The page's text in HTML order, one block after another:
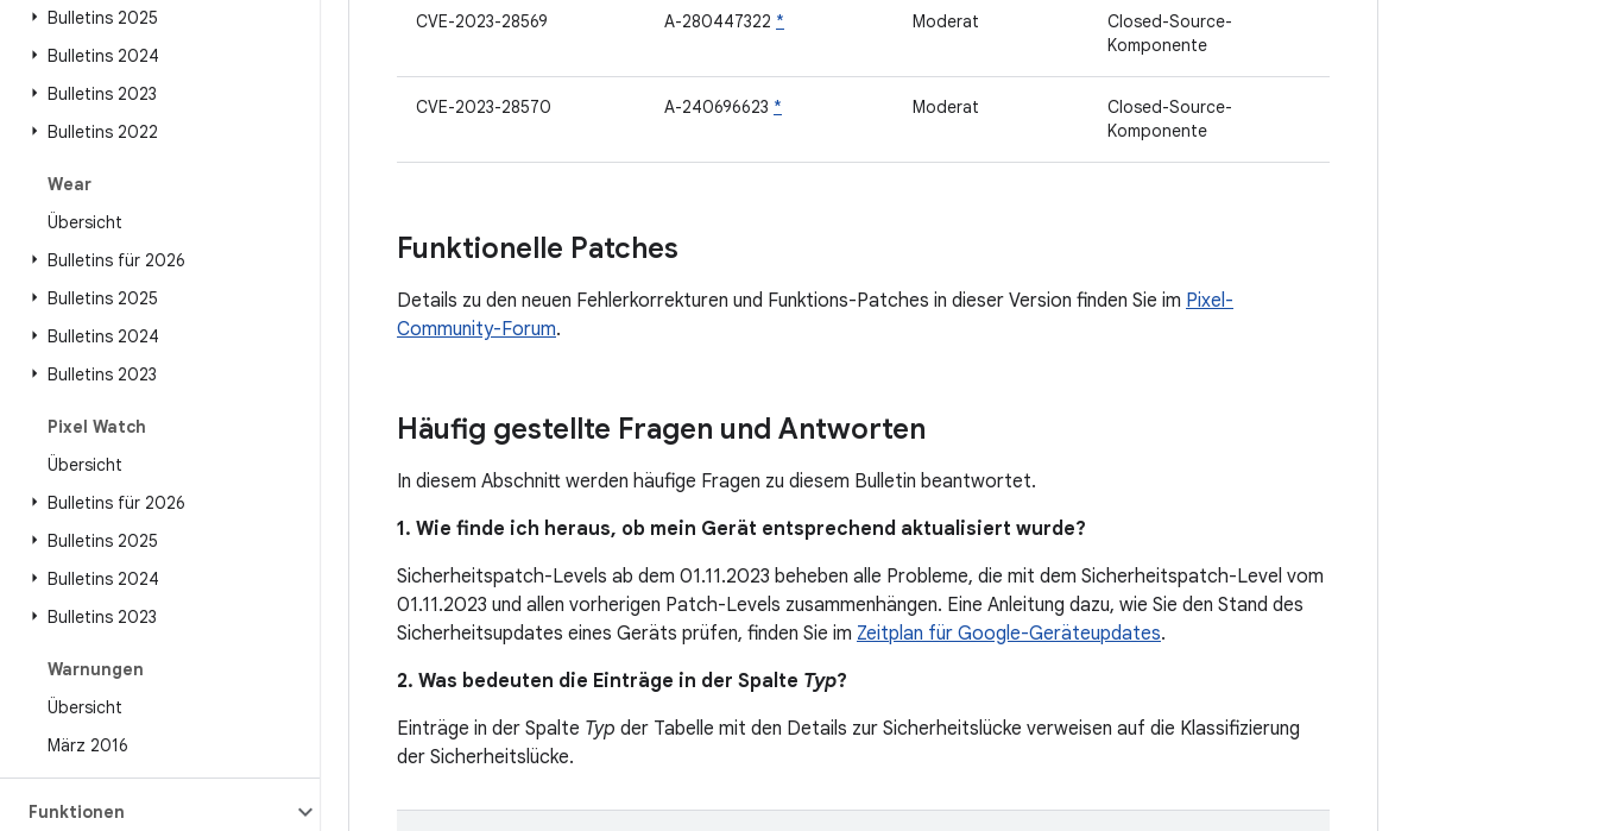
Bulletins 2025
Bulletins 2024
Bulletins 2023
Bulletins 2022
Wear
Übersicht
Bulletins für 2026
Bulletins 2025
Bulletins 2024
Bulletins 2023
Pixel Watch
Übersicht
Bulletins für 2026
Bulletins 2025
Bulletins 2024
Bulletins 2023
Warnungen
Übersicht
März 2016
Funktionen
CVE-2023-28569 A-280447322 * Moderat
Closed-Source-
Komponente
CVE-2023-28570 A-240696623 * Moderat
Closed-Source-
Komponente
Funktionelle Patches
Details zu den neuen Fehlerkorrekturen und Funktions-Patches in dieser Version finden Sie im Pixel-
Community-Forum.
Häufig gestellte Fragen und Antworten
In diesem Abschnitt werden häufige Fragen zu diesem Bulletin beantwortet.
1. Wie finde ich heraus, ob mein Gerät entsprechend aktualisiert wurde?
Sicherheitspatch-Levels ab dem 01.11.2023 beheben alle Probleme, die mit dem Sicherheitspatch-Level vom
01.11.2023 und allen vorherigen Patch-Levels zusammenhängen. Eine Anleitung dazu, wie Sie den Stand des
Sicherheitsupdates eines Geräts prüfen, finden Sie im Zeitplan für Google-Geräteupdates.
2. Was bedeuten die Einträge in der Spalte Typ?
Einträge in der Spalte Typ der Tabelle mit den Details zur Sicherheitslücke verweisen auf die Klassifizierung
der Sicherheitslücke.